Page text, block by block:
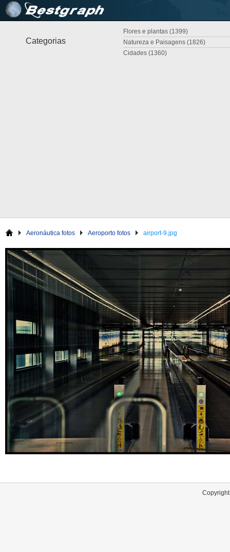
Categorias
Flores e plantas (1399)
Natureza e Paisagens (1826)
Cidades (1360)
Aeronáutica fotos Aeroporto fotos airport-9.jpg